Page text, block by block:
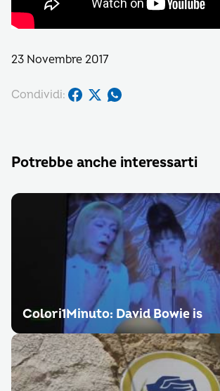
23 Novembre 2017
Condividi:
Potrebbe anche interessarti
Colori1Minuto: David Bowie is